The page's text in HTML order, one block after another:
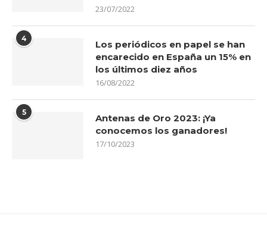
23/07/2022
4
Los periódicos en papel se han
encarecido en España un 15% en
los últimos diez años
16/08/2022
5
Antenas de Oro 2023: ¡Ya
conocemos los ganadores!
17/10/2023